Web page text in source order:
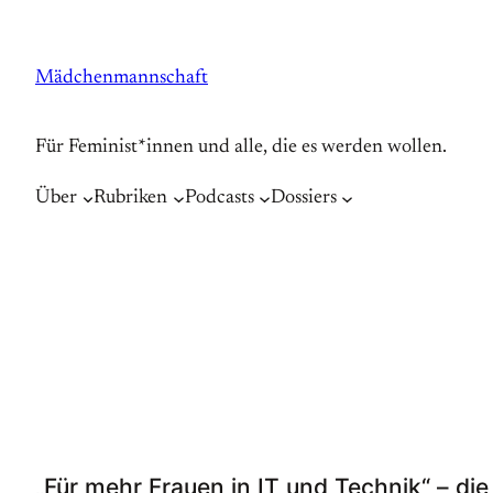
springen
Mädchenmannschaft
Für Feminist*innen und alle, die es werden wollen.
Über Rubriken Podcasts Dossiers
„Für mehr Frauen in IT und Technik“ –